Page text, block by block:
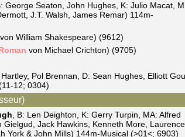
George Seaton, John Hughes, K: Julio Macat,
J.T. Walsh, James Remar) 114m-
William Shakespeare) (9612)
von Michael Crichton) (9705)
Pol Brennan, D: Sean Hughes, Elliott
12; 0304)
, B: Len Deighton, K: Gerry Turpin, MA: Alfred
Jack Hawkins, Kenneth More, Laurence
York & John Mills) 144m-Musical (>01<; 6903)